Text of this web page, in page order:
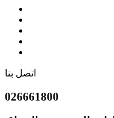
اتصل بنا
026661800